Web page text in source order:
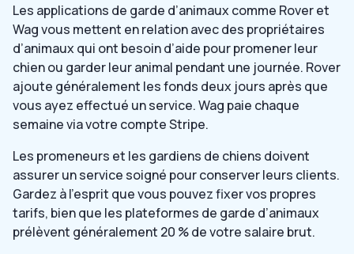
Les applications de garde d’animaux comme Rover et
Wag vous mettent en relation avec des propriétaires
d’animaux qui ont besoin d’aide pour promener leur
chien ou garder leur animal pendant une journée. Rover
ajoute généralement les fonds deux jours après que
vous ayez effectué un service. Wag paie chaque
semaine via votre compte Stripe.
Les promeneurs et les gardiens de chiens doivent
assurer un service soigné pour conserver leurs clients.
Gardez à l’esprit que vous pouvez fixer vos propres
tarifs, bien que les plateformes de garde d’animaux
prélèvent généralement 20 % de votre salaire brut.